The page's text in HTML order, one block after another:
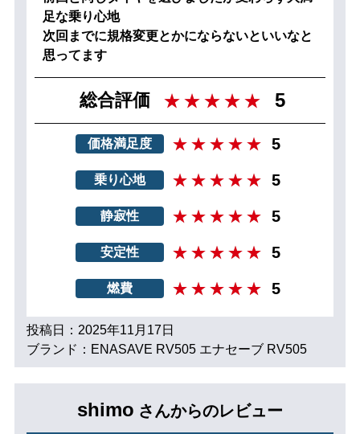
足な乗り心地
次回までに規格変更とかにならないといいなと
思ってます
総合評価 5
価格満足度 5
乗り心地 5
静寂性 5
安定性 5
燃費 5
投稿日：2025年11月17日
ブランド：ENASAVE RV505 エナセーブ RV505
shimo さんからのレビュー